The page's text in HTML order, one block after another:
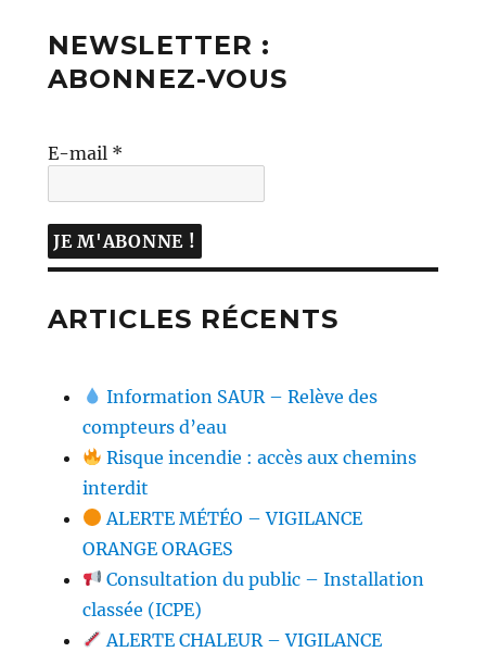
NEWSLETTER :
ABONNEZ-VOUS
E-mail *
ARTICLES RÉCENTS
Information SAUR – Relève des
compteurs d’eau
Risque incendie : accès aux chemins
interdit
ALERTE MÉTÉO – VIGILANCE
ORANGE ORAGES
Consultation du public – Installation
classée (ICPE)
ALERTE CHALEUR – VIGILANCE